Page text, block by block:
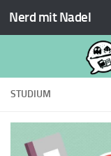
Zum Inhalt springen
Nerd mit Nadel
STUDIUM